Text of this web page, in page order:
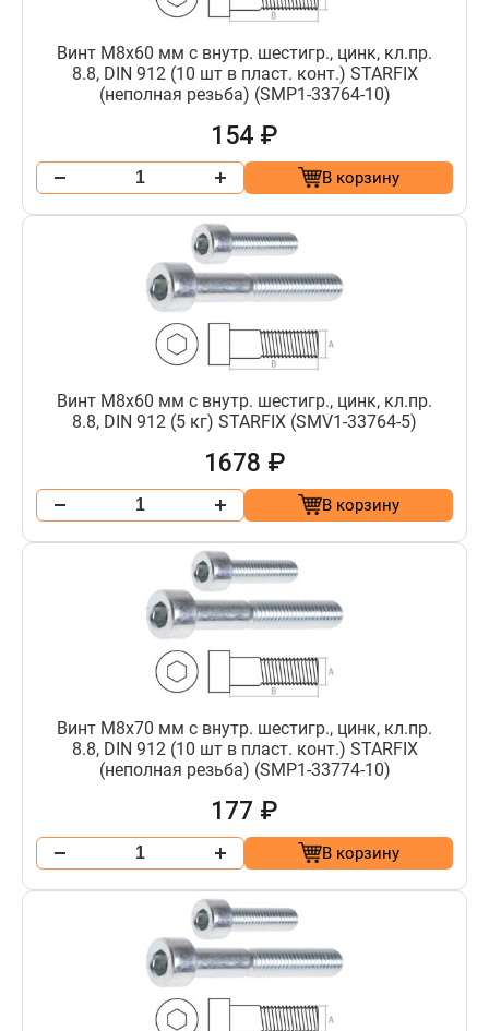
Винт М8х60 мм с внутр. шестигр., цинк, кл.пр.
8.8, DIN 912 (10 шт в пласт. конт.) STARFIX
(неполная резьба) (SMP1-33764-10)
154 ₽
В корзину
Винт М8х60 мм с внутр. шестигр., цинк, кл.пр.
8.8, DIN 912 (5 кг) STARFIX (SMV1-33764-5)
1678 ₽
В корзину
Винт М8х70 мм с внутр. шестигр., цинк, кл.пр.
8.8, DIN 912 (10 шт в пласт. конт.) STARFIX
(неполная резьба) (SMP1-33774-10)
177 ₽
В корзину